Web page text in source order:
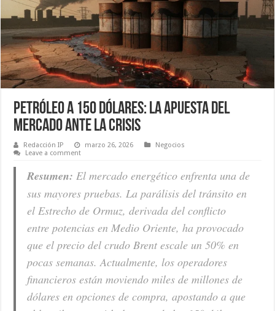
Petróleo a 150 dólares: La apuesta del
mercado ante la crisis
Redacción IP marzo 26, 2026
Negocios
Leave a comment
Resumen: El mercado energético enfrenta una de
sus mayores pruebas. La parálisis del tránsito en
el Estrecho de Ormuz, derivada del conflicto
entre potencias en Medio Oriente, ha provocado
que el precio del crudo Brent escale un 50% en
pocas semanas. Actualmente, los operadores
financieros están moviendo miles de millones de
dólares en opciones de compra, apostando a que